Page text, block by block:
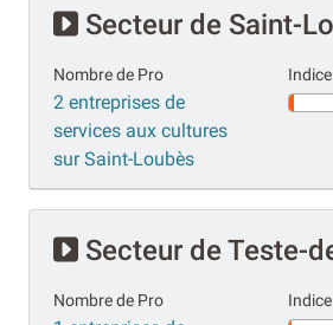
Secteur de Saint-
Nombre de Pro
2 entreprises de
services aux cultures
sur Saint-Loubès
Secteur de Teste-
Nombre de Pro